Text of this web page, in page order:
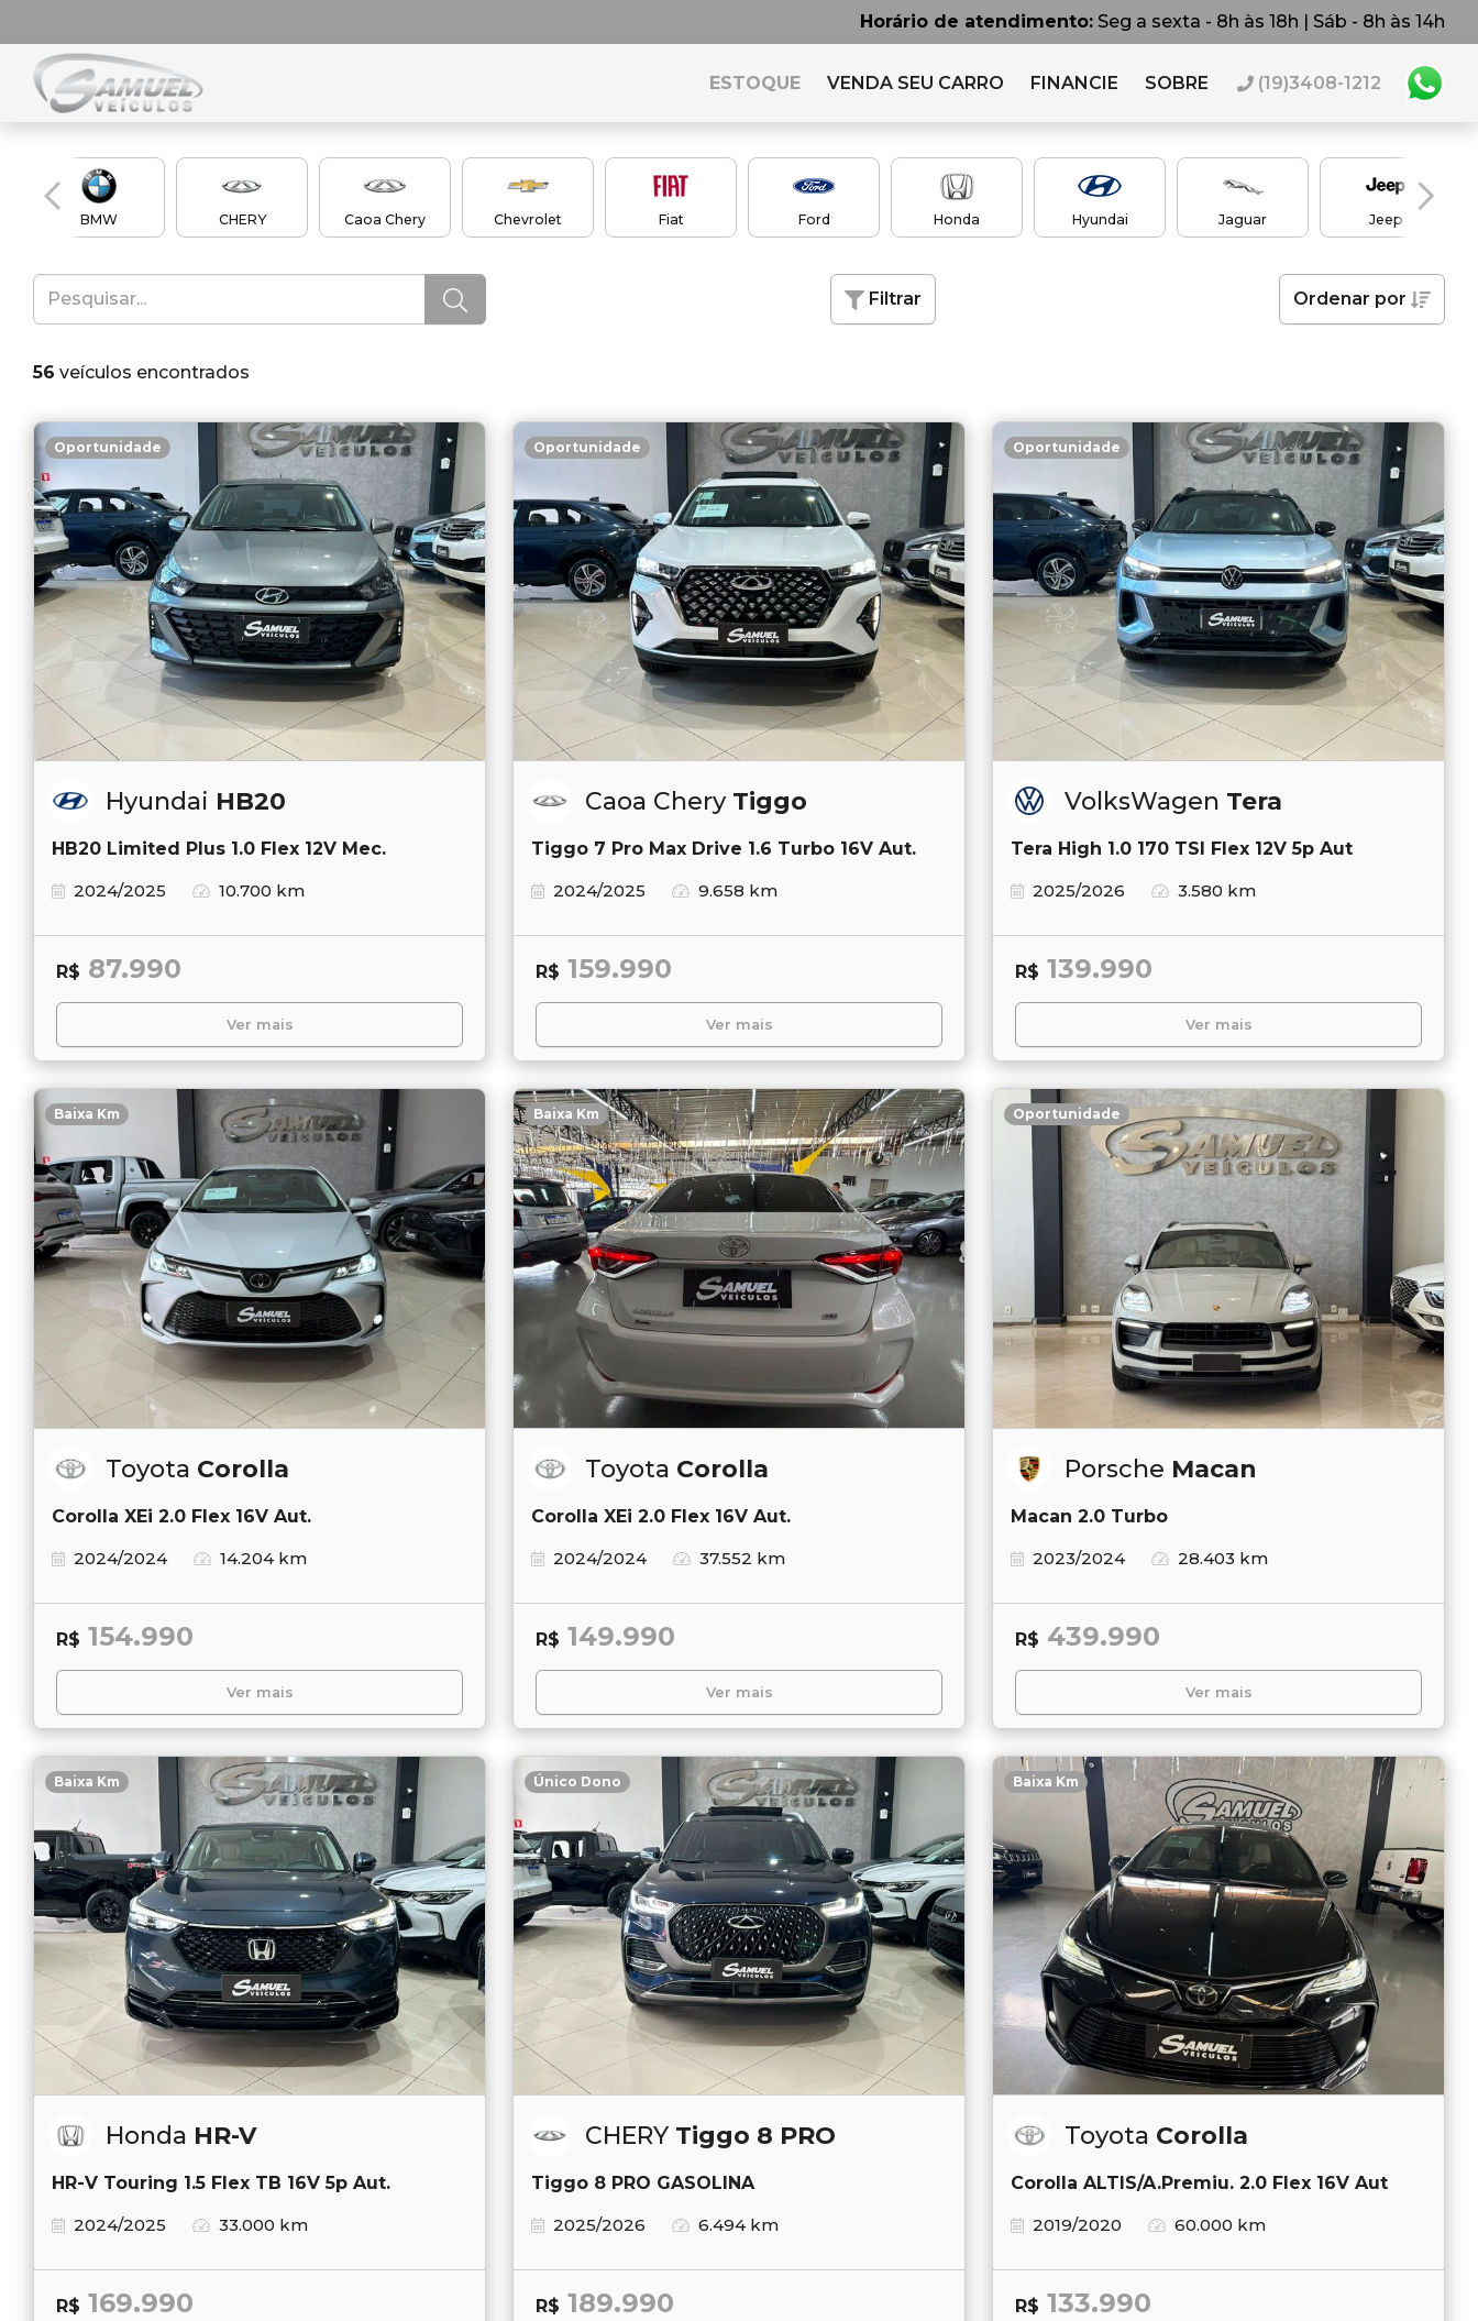
Horário de atendimento: Seg a sexta - 8h às 18h | Sáb - 8h às 14h
ESTOQUE VENDA SEU CARRO FINANCIE SOBRE (19)3408-1212
BMW CHERY Caoa Chery Chevrolet Fiat Ford Honda Hyundai Jaguar Jeep
Filtrar Ordenar por
56 veículos encontrados
Oportunidade
Hyundai HB20
HB20 Limited Plus 1.0 Flex 12V Mec.
2024/2025
10.700 km
R$ 87.990
Ver mais
Oportunidade
Caoa Chery Tiggo
Tiggo 7 Pro Max Drive 1.6 Turbo 16V Aut.
2024/2025
9.658 km
R$ 159.990
Ver mais
Oportunidade
VolksWagen Tera
Tera High 1.0 170 TSI Flex 12V 5p Aut
2025/2026
3.580 km
R$ 139.990
Ver mais
Baixa Km
Toyota Corolla
Corolla XEi 2.0 Flex 16V Aut.
2024/2024
14.204 km
R$ 154.990
Ver mais
Baixa Km
Toyota Corolla
Corolla XEi 2.0 Flex 16V Aut.
2024/2024
37.552 km
R$ 149.990
Ver mais
Oportunidade
Porsche Macan
Macan 2.0 Turbo
2023/2024
28.403 km
R$ 439.990
Ver mais
Baixa Km
Honda HR-V
HR-V Touring 1.5 Flex TB 16V 5p Aut.
2024/2025
33.000 km
R$ 169.990
Único Dono
CHERY Tiggo 8 PRO
Tiggo 8 PRO GASOLINA
2025/2026
6.494 km
R$ 189.990
Baixa Km
Toyota Corolla
Corolla ALTIS/A.Premiu. 2.0 Flex 16V Aut
2019/2020
60.000 km
R$ 133.990